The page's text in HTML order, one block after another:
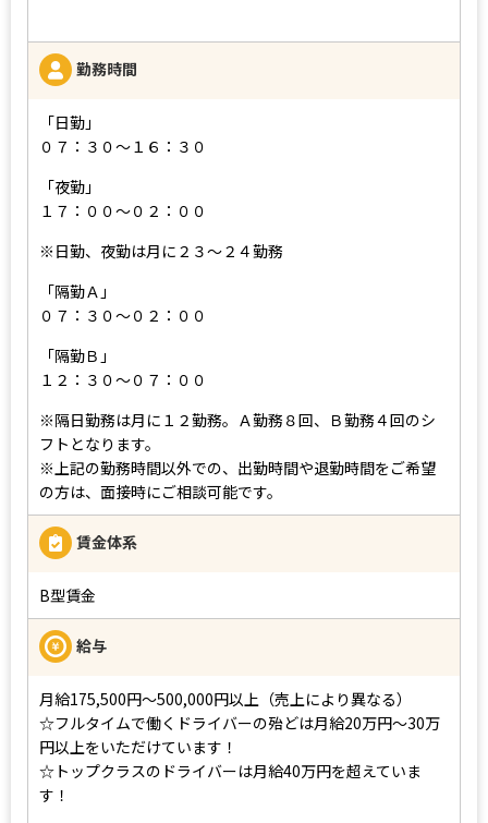
勤務時間
「日勤」
０７：３０～１６：３０
「夜勤」
１７：００～０２：００
※日勤、夜勤は月に２３～２４勤務
「隔勤Ａ」
０７：３０～０２：００
「隔勤Ｂ」
１２：３０～０７：００
※隔日勤務は月に１２勤務。Ａ勤務８回、Ｂ勤務４回のシ
フトとなります。
※上記の勤務時間以外での、出勤時間や退勤時間をご希望
の方は、面接時にご相談可能です。
賃金体系
B型賃金
給与
月給175,500円～500,000円以上（売上により異なる）
☆フルタイムで働くドライバーの殆どは月給20万円～30万
円以上をいただけています！
☆トップクラスのドライバーは月給40万円を超えていま
す！